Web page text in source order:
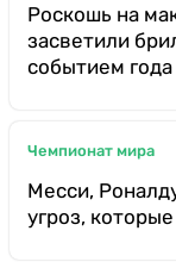
Роскошь на
засветили
событием года
Чемпионат мира
Месси,
угроз,